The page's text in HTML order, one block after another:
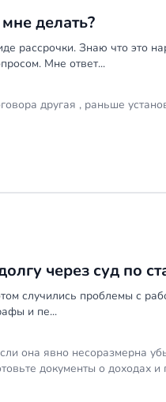
делать?
рассрочки. Знаю что это
Мне ответ...
другая , раньше
через суд по
случились проблемы с
и пе...
она явно несоразмерна
документы о доходах и